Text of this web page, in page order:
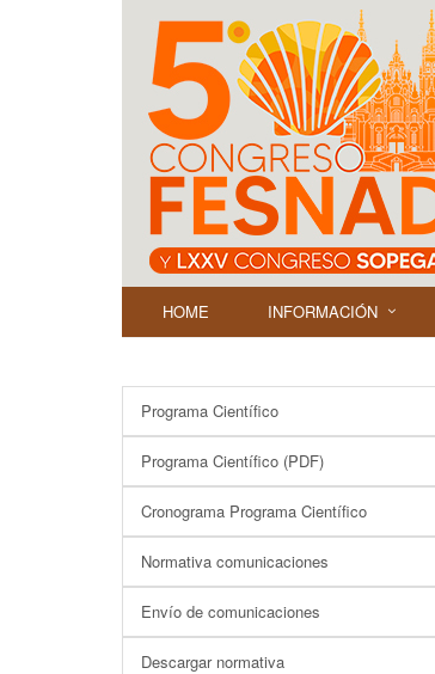
HOME INFORMACIÓN
Programa Científico
Programa Científico (PDF)
Cronograma Programa Científico
Normativa comunicaciones
Envío de comunicaciones
Descargar normativa